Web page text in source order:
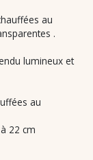
au
.
lumineux et
au
cm